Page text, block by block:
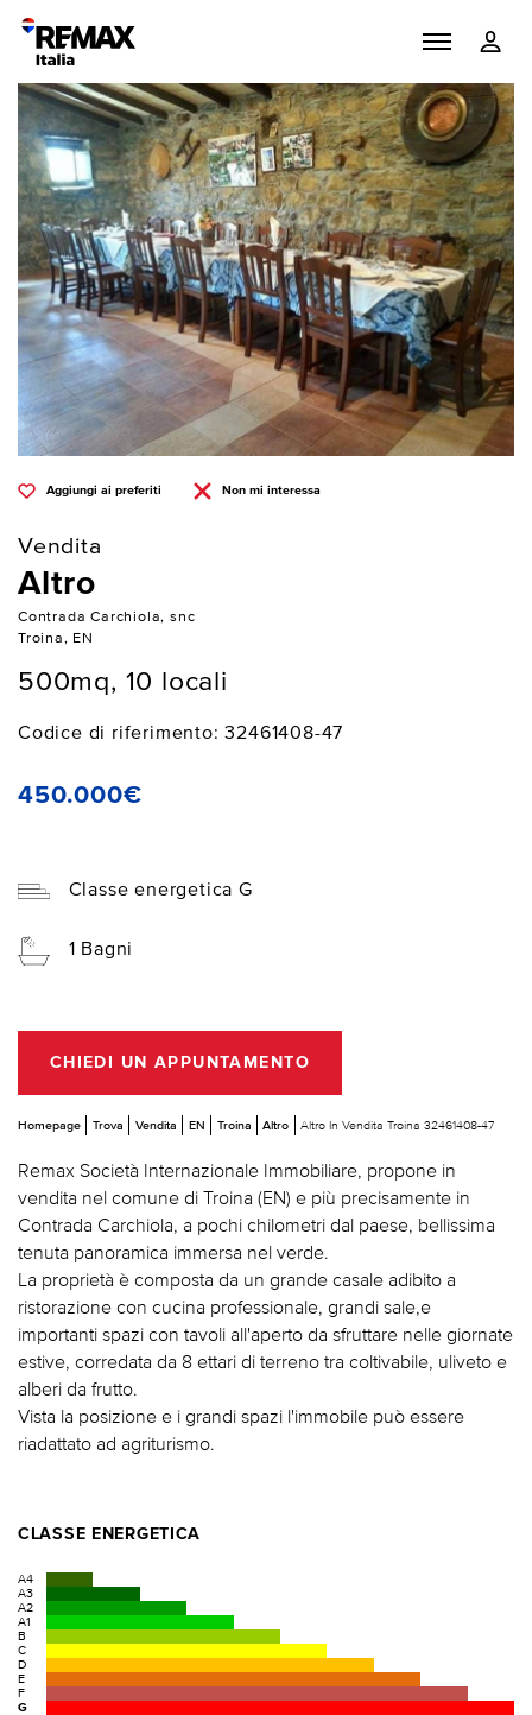
Aggiungi ai preferiti Non mi interessa
Vendita
Altro
Contrada Carchiola, snc
Troina, EN
500mq, 10 locali
Codice di riferimento: 32461408-47
450.000€
Classe energetica G
1 Bagni
CHIEDI UN APPUNTAMENTO
Homepage Trova Vendita EN Troina Altro Altro In Vendita Troina 32461408-47
Remax Società Internazionale Immobiliare, propone in
vendita nel comune di Troina (EN) e più precisamente in
Contrada Carchiola, a pochi chilometri dal paese, bellissima
tenuta panoramica immersa nel verde.
La proprietà è composta da un grande casale adibito a
ristorazione con cucina professionale, grandi sale,e
importanti spazi con tavoli all'aperto da sfruttare nelle giornate
estive, corredata da 8 ettari di terreno tra coltivabile, uliveto e
alberi da frutto.
Vista la posizione e i grandi spazi l'immobile può essere
riadattato ad agriturismo.
CLASSE ENERGETICA
A4
A3
A2
A1
B
C
D
E
F
G